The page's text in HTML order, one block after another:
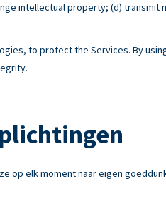
intellectual property; (d) transmit
to protect the Services. By
op elk moment naar eigen